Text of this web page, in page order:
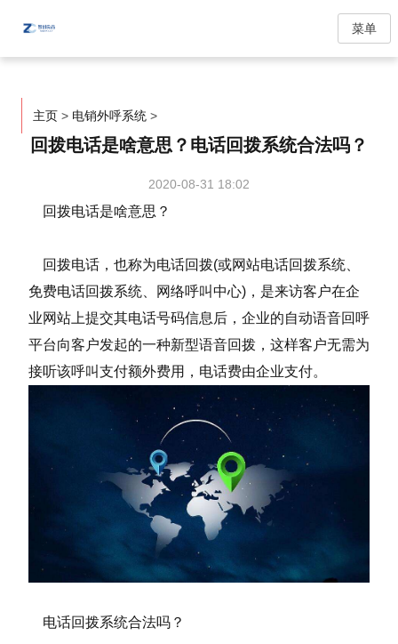
菜单
主页 > 电销外呼系统 >
回拨电话是啥意思？电话回拨系统合法吗？
2020-08-31 18:02
回拨电话是啥意思？
回拨电话，也称为电话回拨(或网站电话回拨系统、
免费电话回拨系统、网络呼叫中心)，是来访客户在企
业网站上提交其电话号码信息后，企业的自动语音回呼
平台向客户发起的一种新型语音回拨，这样客户无需为
接听该呼叫支付额外费用，电话费由企业支付。
电话回拨系统合法吗？